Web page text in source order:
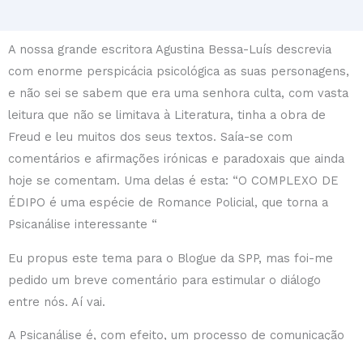
A nossa grande escritora Agustina Bessa-Luís descrevia
com enorme perspicácia psicológica as suas personagens,
e não sei se sabem que era uma senhora culta, com vasta
leitura que não se limitava à Literatura, tinha a obra de
Freud e leu muitos dos seus textos. Saía-se com
comentários e afirmações irónicas e paradoxais que ainda
hoje se comentam. Uma delas é esta: “O COMPLEXO DE
ÉDIPO é uma espécie de Romance Policial, que torna a
Psicanálise interessante “
Eu propus este tema para o Blogue da SPP, mas foi-me
pedido um breve comentário para estimular o diálogo
entre nós. Aí vai.
A Psicanálise é, com efeito, um processo de comunicação